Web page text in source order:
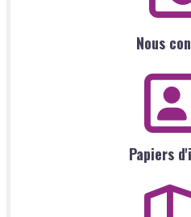
Nous
Papiers